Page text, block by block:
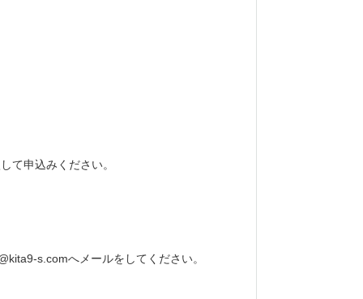
て申込みください。
s.comへメールをしてください。